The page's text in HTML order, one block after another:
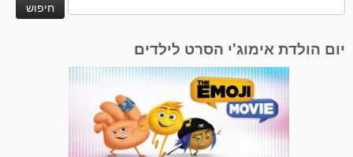
יום הולדת אימוג'י הסרט לילדים